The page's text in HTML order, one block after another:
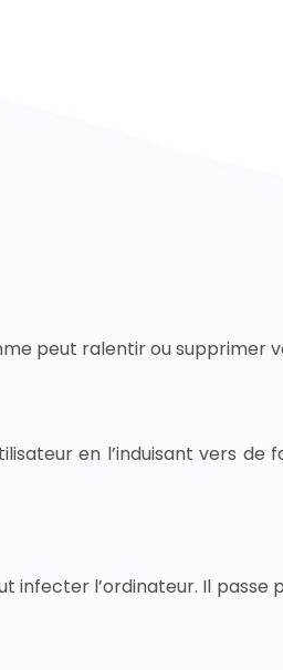
peut ralentir ou supprimer
en l’induisant vers de
l’ordinateur. Il passe